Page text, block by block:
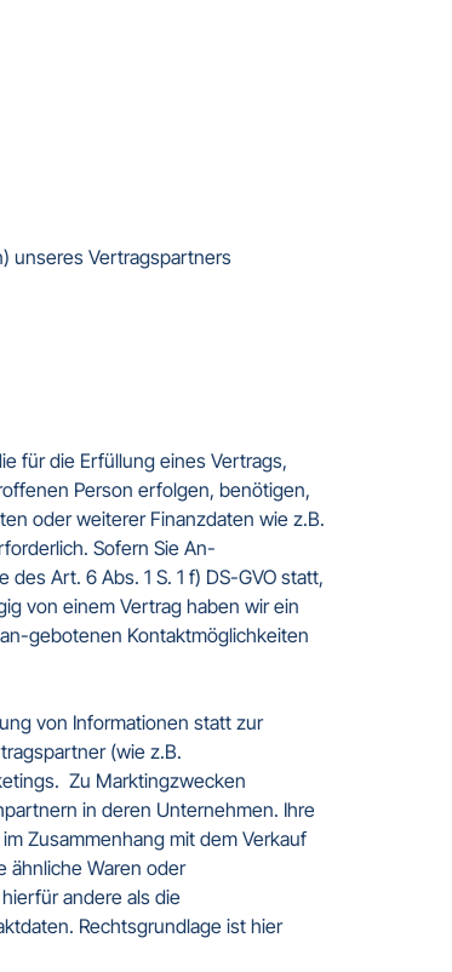
unseres Vertragspartners
für die Erfüllung eines Vertrags,
Person erfolgen, benötigen,
oder weiterer Finanzdaten wie z.B.
Sofern Sie An-
Art. 6 Abs. 1 S. 1 f) DS-GVO statt,
von einem Vertrag haben wir ein
gebotenen Kontaktmöglichkeiten
von Informationen statt zur
(wie z.B.
Zu Marktingzwecken
in deren Unternehmen. Ihre
Zusammenhang mit dem Verkauf
ähnliche Waren oder
andere als die
Rechtsgrundlage ist hier